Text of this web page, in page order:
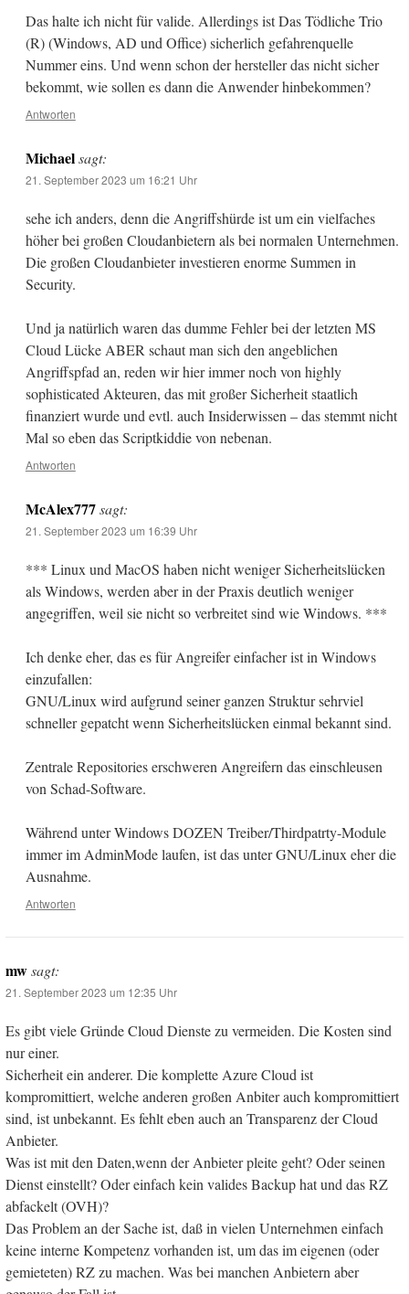
Das halte ich nicht für valide. Allerdings ist Das Tödliche Trio
(R) (Windows, AD und Office) sicherlich gefahrenquelle
Nummer eins. Und wenn schon der hersteller das nicht sicher
bekommt, wie sollen es dann die Anwender hinbekommen?
Antworten
Michael sagt:
21. September 2023 um 16:21 Uhr
sehe ich anders, denn die Angriffshürde ist um ein vielfaches
höher bei großen Cloudanbietern als bei normalen Unternehmen.
Die großen Cloudanbieter investieren enorme Summen in
Security.
Und ja natürlich waren das dumme Fehler bei der letzten MS
Cloud Lücke ABER schaut man sich den angeblichen
Angriffspfad an, reden wir hier immer noch von highly
sophisticated Akteuren, das mit großer Sicherheit staatlich
finanziert wurde und evtl. auch Insiderwissen – das stemmt nicht
Mal so eben das Scriptkiddie von nebenan.
Antworten
McAlex777 sagt:
21. September 2023 um 16:39 Uhr
*** Linux und MacOS haben nicht weniger Sicherheitslücken
als Windows, werden aber in der Praxis deutlich weniger
angegriffen, weil sie nicht so verbreitet sind wie Windows. ***
Ich denke eher, das es für Angreifer einfacher ist in Windows
einzufallen:
GNU/Linux wird aufgrund seiner ganzen Struktur sehrviel
schneller gepatcht wenn Sicherheitslücken einmal bekannt sind.
Zentrale Repositories erschweren Angreifern das einschleusen
von Schad-Software.
Während unter Windows DOZEN Treiber/Thirdpatrty-Module
immer im AdminMode laufen, ist das unter GNU/Linux eher die
Ausnahme.
Antworten
mwsagt:
21. September 2023 um 12:35 Uhr
Es gibt viele Gründe Cloud Dienste zu vermeiden. Die Kosten sind
nur einer.
Sicherheit ein anderer. Die komplette Azure Cloud ist
kompromittiert, welche anderen großen Anbiter auch kompromittiert
sind, ist unbekannt. Es fehlt eben auch an Transparenz der Cloud
Anbieter.
Was ist mit den Daten,wenn der Anbieter pleite geht? Oder seinen
Dienst einstellt? Oder einfach kein valides Backup hat und das RZ
abfackelt (OVH)?
Das Problem an der Sache ist, daß in vielen Unternehmen einfach
keine interne Kompetenz vorhanden ist, um das im eigenen (oder
gemieteten) RZ zu machen. Was bei manchen Anbietern aber